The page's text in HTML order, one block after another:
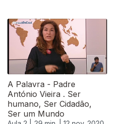
A Palavra - Padre
António Vieira . Ser
humano, Ser Cidadão,
Ser um Mundo